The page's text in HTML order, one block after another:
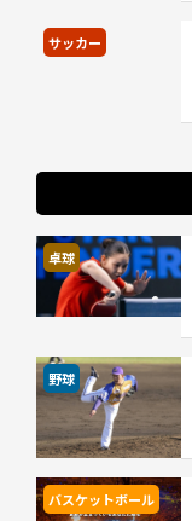
サッカー
卓球
野球
バスケットボール